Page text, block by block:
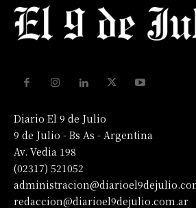
Diario El 9 de Julio
9 de Julio - Bs As - Argentina
Av. Vedia 198
(02317) 521052
redaccion@diarioel9dejulio.com.ar